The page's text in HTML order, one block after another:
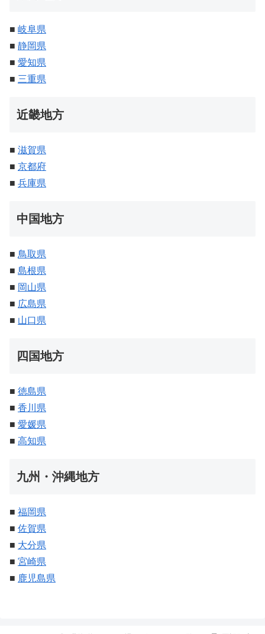
■ 岐阜県
■ 静岡県
■ 愛知県
■ 三重県
近畿地方
■ 滋賀県
■ 京都府
■ 兵庫県
中国地方
■ 鳥取県
■ 島根県
■ 岡山県
■ 広島県
■ 山口県
四国地方
■ 徳島県
■ 香川県
■ 愛媛県
■ 高知県
九州・沖縄地方
■ 福岡県
■ 佐賀県
■ 大分県
■ 宮崎県
■ 鹿児島県